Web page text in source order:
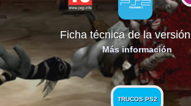
Ficha técnica de la versión
Más información
TRUCOS PS2